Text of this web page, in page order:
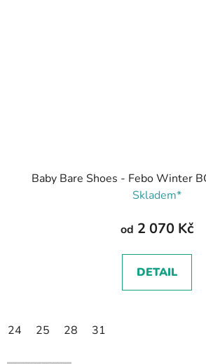
Baby Bare Shoes - Febo Winter
Skladem*
od 2 070 Kč
DETAIL
24 25 28 31